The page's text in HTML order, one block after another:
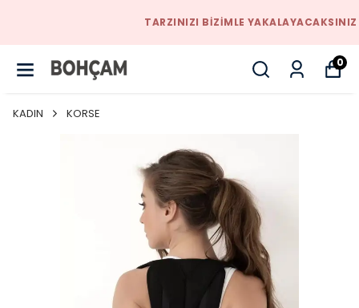
TARZINIZI BIZIMLE YAKALAYACAKSINIZ
0
KADIN KORSE